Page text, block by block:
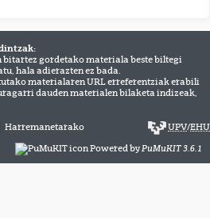
bitartez gordetako materiala beste biltegi
hala adierazten ez bada.
materialaren URL erreferentziak erabili
dauden materialen bilaketa indizeak,
Harremanetarako UPV/EHU
Powered byPuMuKIT 3.6.1